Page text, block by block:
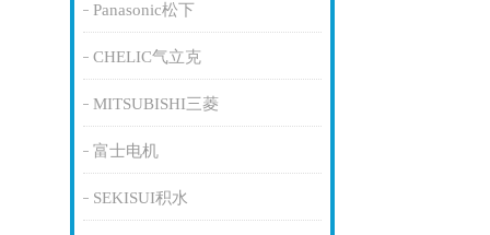
Panasonic松下
CHELIC气立克
MITSUBISHI三菱
富士电机
SEKISUI积水